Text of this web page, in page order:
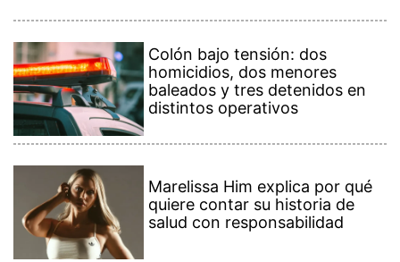
Colón bajo tensión: dos
homicidios, dos menores
baleados y tres detenidos en
distintos operativos
Marelissa Him explica por qué
quiere contar su historia de
salud con responsabilidad